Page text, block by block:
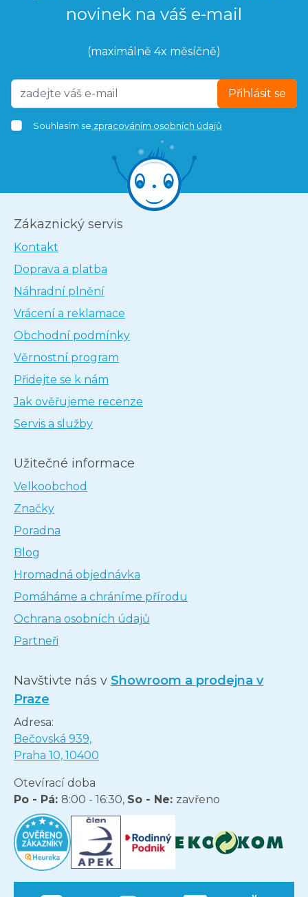
novinek na váš e-mail
(maximálně 4x měsíčně)
Přihlásit se
Souhlasím se zpracováním osobních údajů
Zákaznický servis
Kontakt
Doprava a platba
Náhradní plnění
Vrácení a reklamace
Obchodní podmínky
Věrnostní program
Přidejte se k nám
Jak ověřujeme recenze
Servis a služby
Užitečné informace
Velkoobchod
Značky
Poradna
Blog
Hromadná objednávka
Pomáháme a chráníme přírodu
Ochrana osobních údajů
Partneři
Navštivte nás v Showroom a prodejna v
Praze
Adresa:
Bečovská 939,
Praha 10, 10400
Otevírací doba
Po - Pá: 8:00 - 16:30, So - Ne: zavřeno